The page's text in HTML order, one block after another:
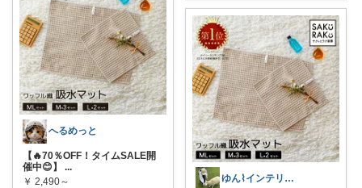
へるめっと
【🔥70％OFF！タイムSALE開
催中😊】
...
￥ 2,490～ ゆん⌇インテリアと生活雑貨がメイン🧸